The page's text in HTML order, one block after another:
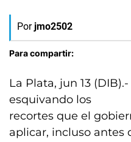
Por jmo2502
Para compartir:
La Plata, jun 13
esquivando los
recortes que el
aplicar, incluso antes